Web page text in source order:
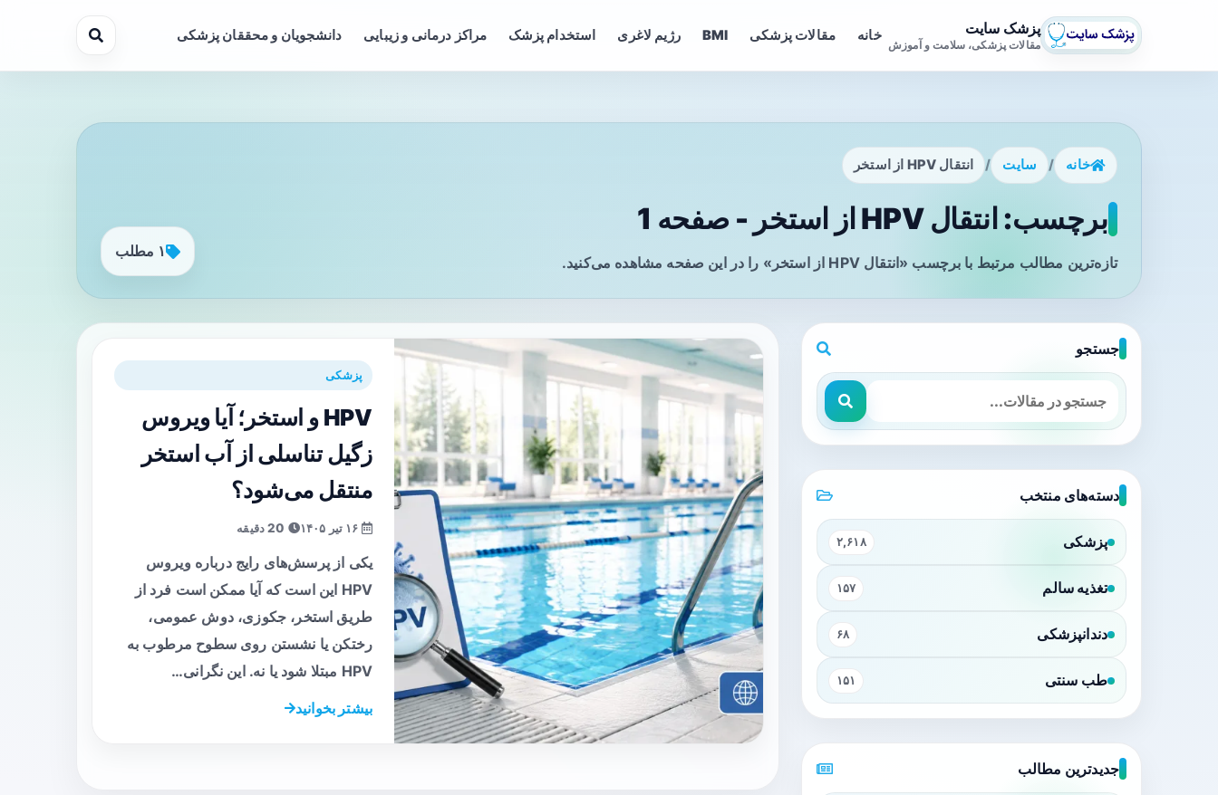
پزشک سایت
مقالات پزشکی، سلامت و آموزش
خانه مقالات پزشکی BMI رژیم لاغری استخدام پزشک مراکز درمانی و زیبایی دانشجویان و محققان پزشکی
خانه / سایت / انتقال HPV از استخر
برچسب: انتقال HPV از استخر - صفحه 1
تازه‌ترین مطالب مرتبط با برچسب «انتقال HPV از استخر» را در این صفحه مشاهده می‌کنید.
۱ مطلب
پزشکی
HPV و استخر؛ آیا ویروس
زگیل تناسلی از آب استخر
منتقل می‌شود؟
یکی از پرسش‌های رایج درباره ویروس
HPV این است که آیا ممکن است فرد از
طریق استخر، جکوزی، دوش عمومی،
رختکن یا نشستن روی سطوح مرطوب به
HPV مبتلا شود یا نه. این نگرانی…
بیشتر بخوانید
جستجو
دسته‌های منتخب
پزشکی ۲,۶۱۸
تغذیه سالم ۱۵۷
دندانپزشکی ۶۸
طب سنتی ۱۵۱
جدیدترین مطالب